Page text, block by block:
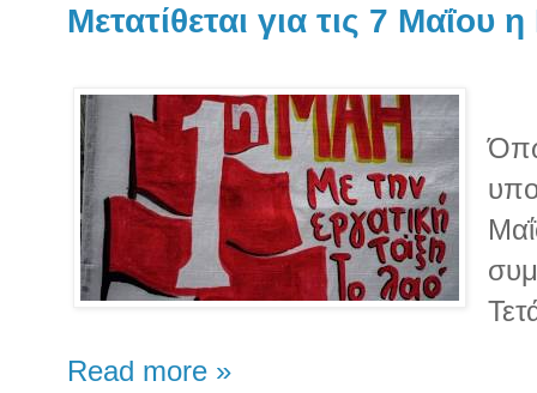
Μετατίθεται για τις 7 Μαΐου
Read more »